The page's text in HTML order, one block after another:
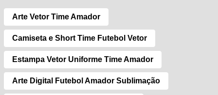
Arte Vetor Time Amador
Camiseta e Short Time Futebol Vetor
Estampa Vetor Uniforme Time Amador
Arte Digital Futebol Amador Sublimação